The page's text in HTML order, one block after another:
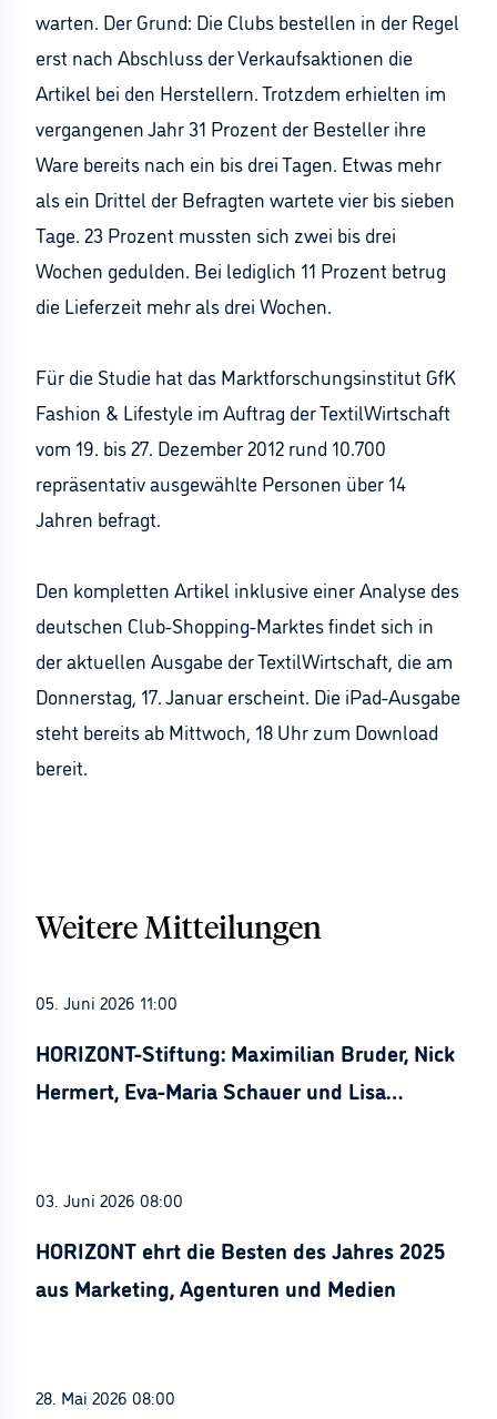
warten. Der Grund: Die Clubs bestellen in der Regel
erst nach Abschluss der Verkaufsaktionen die
Artikel bei den Herstellern. Trotzdem erhielten im
vergangenen Jahr 31 Prozent der Besteller ihre
Ware bereits nach ein bis drei Tagen. Etwas mehr
als ein Drittel der Befragten wartete vier bis sieben
Tage. 23 Prozent mussten sich zwei bis drei
Wochen gedulden. Bei lediglich 11 Prozent betrug
die Lieferzeit mehr als drei Wochen.
Für die Studie hat das Marktforschungsinstitut GfK
Fashion & Lifestyle im Auftrag der TextilWirtschaft
vom 19. bis 27. Dezember 2012 rund 10.700
repräsentativ ausgewählte Personen über 14
Jahren befragt.
Den kompletten Artikel inklusive einer Analyse des
deutschen Club-Shopping-Marktes findet sich in
der aktuellen Ausgabe der TextilWirtschaft, die am
Donnerstag, 17. Januar erscheint. Die iPad-Ausgabe
steht bereits ab Mittwoch, 18 Uhr zum Download
bereit.
Weitere Mitteilungen
05. Juni 2026 11:00
HORIZONT-Stiftung: Maximilian Bruder, Nick
Hermert, Eva-Maria Schauer und Lisa
03. Juni 2026 08:00
HORIZONT ehrt die Besten des Jahres 2025
aus Marketing, Agenturen und Medien
28. Mai 2026 08:00